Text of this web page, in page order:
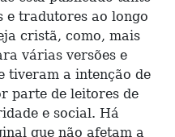
e tradutores ao longo
cristã, como, mais
várias versões e
tiveram a intenção de
parte de leitores de
e social. Há
que não afetam a